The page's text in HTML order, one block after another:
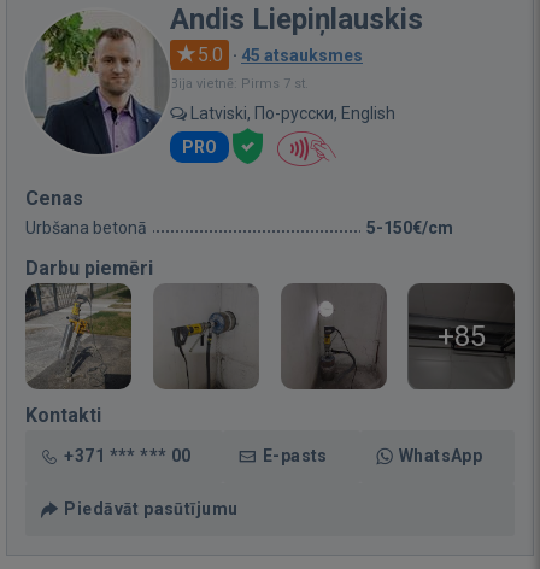
Andis Liepiņlauskis
5.0 · 45 atsauksmes
Bija vietnē: Pirms 7 st.
Latviski, По-русски, English
PRO
Cenas
Urbšana betonā 5-150€/cm
Darbu piemēri
+85
Kontakti
+371 *** *** 00 E-pasts WhatsApp
Piedāvāt pasūtījumu